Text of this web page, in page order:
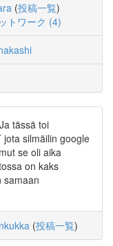
(投稿一覧)
トワーク (4)
tässä toi
silmäilin google
se oli aika
on kaks
samaan
(投稿一覧)